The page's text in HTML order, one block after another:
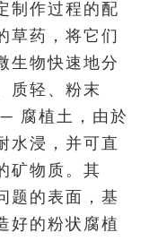
制作过程的配
草药，将它们
生物快速地分
质轻、粉末
腐植土，由於
水浸，并可直
矿物质。其
题的表面，基
好的粉状腐植